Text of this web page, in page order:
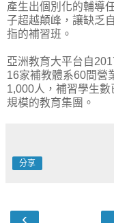
產生出個別化的輔導
子超越顛峰，讓缺乏
指的補習班。
亞洲教育大平台自
16家補教體系60間營
1,000人，補習學生
規模的教育集團。
分享
‹